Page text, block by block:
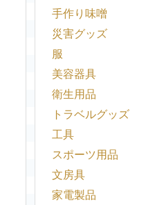
手作り味噌
災害グッズ
服
美容器具
衛生用品
トラベルグッズ
工具
スポーツ用品
文房具
家電製品